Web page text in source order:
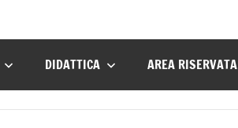
DIDATTICA AREA RISERVATA